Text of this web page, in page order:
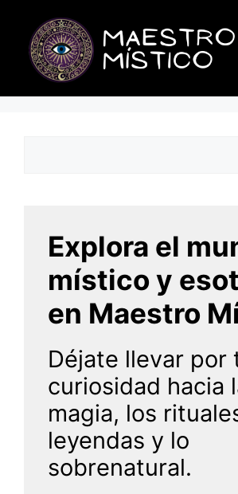
contenido
Explora el
místico y
en Maestro
Déjate llevar por
curiosidad hacia
magia, los
leyendas y lo
sobrenatural.